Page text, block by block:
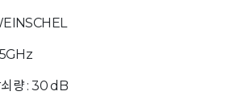
량 : 30 dB